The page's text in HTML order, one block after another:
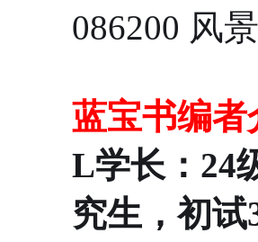
086200 风
蓝宝书编者
L学长：24
究生，初